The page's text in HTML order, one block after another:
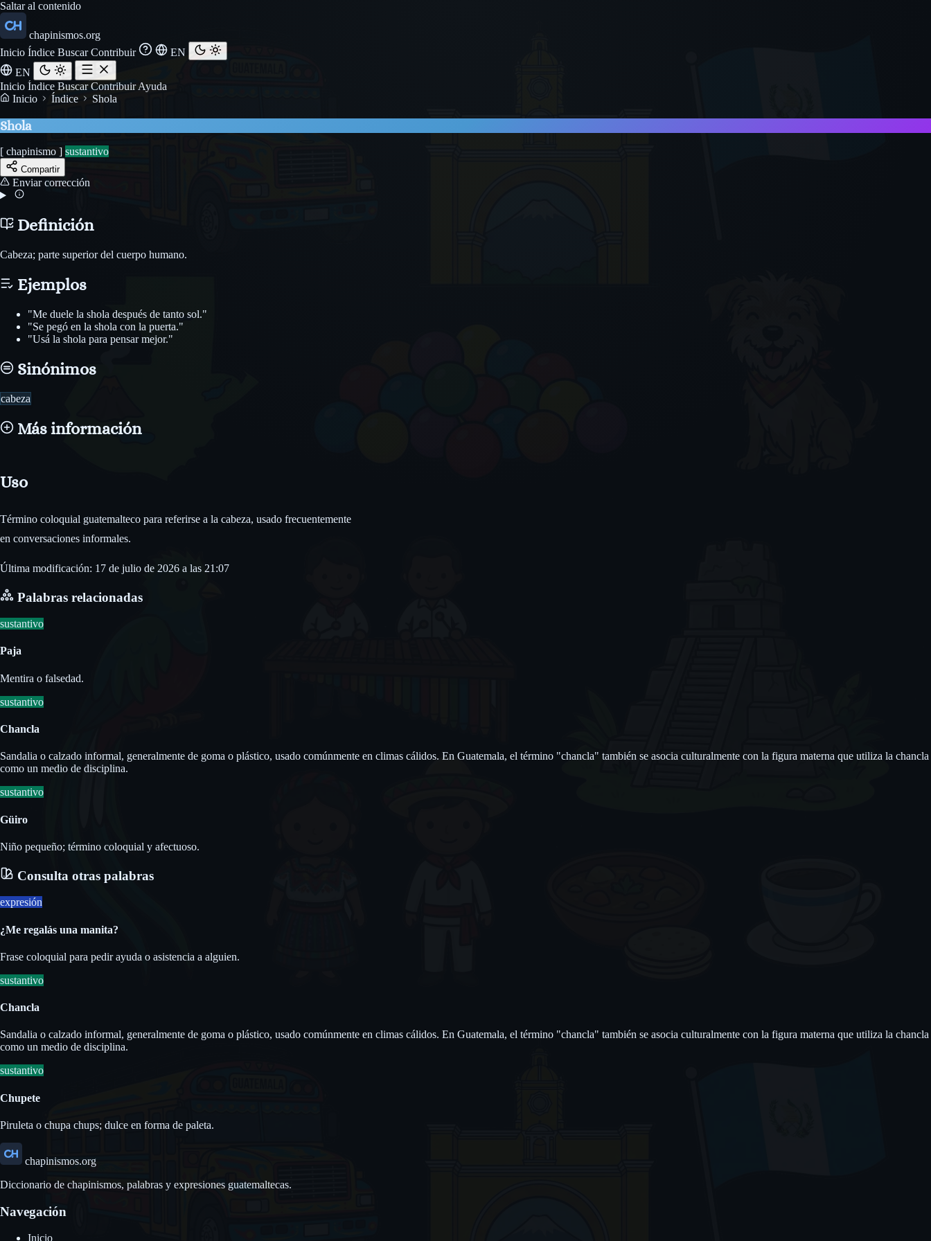
Saltar al contenido
chapinismos.org
Inicio Índice BuscarContribuir
EN
EN
Inicio Índice BuscarContribuirAyuda
Inicio
Índice Shola
Shola
[ chapinismo ] sustantivo
Compartir
Enviar corrección
Definición
Cabeza; parte superior del cuerpo humano.
Ejemplos
"Me duele la shola después de tanto sol."
"Se pegó en la shola con la puerta."
"Usá la shola para pensar mejor."
Sinónimos
cabeza
Más información
Uso
Término coloquial guatemalteco para referirse a la cabeza, usado frecuentemente
en conversaciones informales.
Última modificación: 17 de julio de 2026 a las 21:07
Palabras relacionadas
sustantivo
Paja
Mentira o falsedad.
sustantivo
Chancla
Sandalia o calzado informal, generalmente de goma o plástico, usado comúnmente en climas cálidos. En Guatemala, el término "chancla" también se asocia culturalmente con la figura materna que utiliza la chancla
como un medio de disciplina.
sustantivo
Güiro
Niño pequeño; término coloquial y afectuoso.
Consulta otras palabras
expresión
¿Me regalás una manita?
Frase coloquial para pedir ayuda o asistencia a alguien.
sustantivo
Chancla
Sandalia o calzado informal, generalmente de goma o plástico, usado comúnmente en climas cálidos. En Guatemala, el término "chancla" también se asocia culturalmente con la figura materna que utiliza la chancla
como un medio de disciplina.
sustantivo
Chupete
Piruleta o chupa chups; dulce en forma de paleta.
chapinismos.org
Diccionario de chapinismos, palabras y expresiones guatemaltecas.
Navegación
Inicio